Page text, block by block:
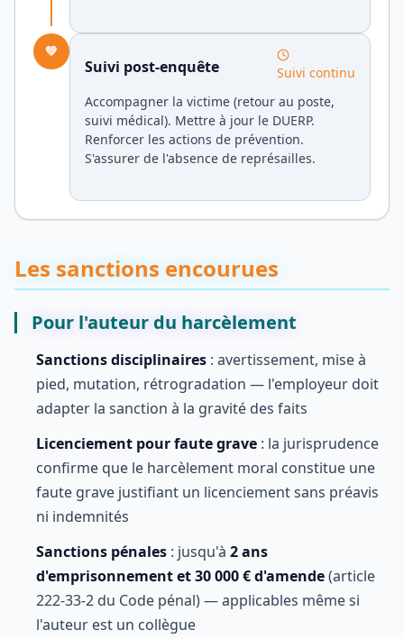
💚
Suivi post-enquête
Suivi continu
Accompagner la victime (retour au poste,
suivi médical). Mettre à jour le DUERP.
Renforcer les actions de prévention.
S'assurer de l'absence de représailles.
Les sanctions encourues
Pour l'auteur du harcèlement
Sanctions disciplinaires : avertissement, mise à
pied, mutation, rétrogradation — l'employeur doit
adapter la sanction à la gravité des faits
Licenciement pour faute grave : la jurisprudence
confirme que le harcèlement moral constitue une
faute grave justifiant un licenciement sans préavis
ni indemnités
Sanctions pénales : jusqu'à 2 ans
d'emprisonnement et 30 000 € d'amende(article
222-33-2 du Code pénal) — applicables même si
l'auteur est un collègue